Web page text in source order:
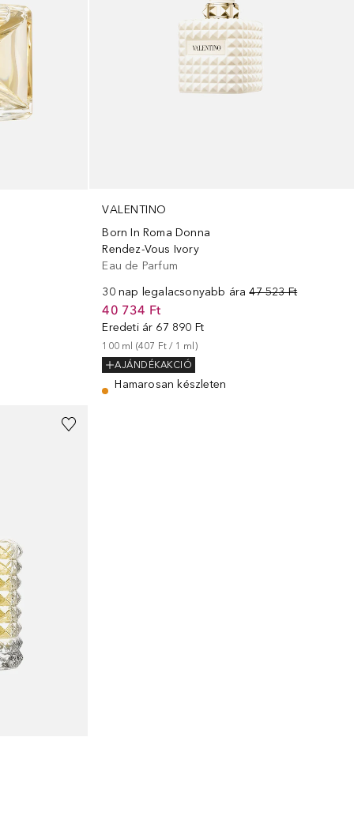
VALENTINO
Born In Roma Donna
Rendez-Vous Ivory
Eau de Parfum
30 nap legalacsonyabb ára 47 523 Ft
40 734 Ft
Eredeti ár 67 890 Ft
100 ml (407 Ft / 1 ml )
AJÁNDÉKAKCIÓ
Hamarosan készleten